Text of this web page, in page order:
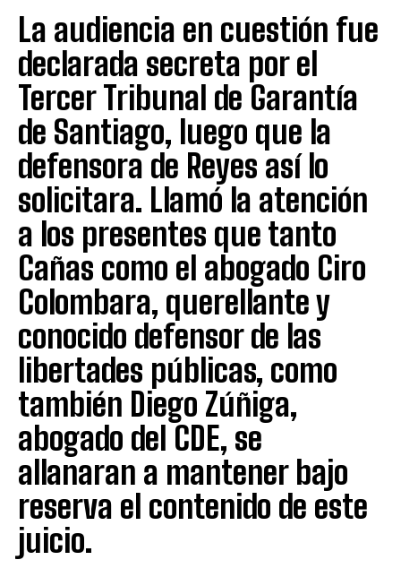
La audiencia en cuestión fue
declarada secreta por el
Tercer Tribunal de Garantía
de Santiago, luego que la
defensora de Reyes así lo
solicitara. Llamó la atención
a los presentes que tanto
Cañas como el abogado Ciro
Colombara, querellante y
conocido defensor de las
libertades públicas, como
también Diego Zúñiga,
abogado del CDE, se
allanaran a mantener bajo
reserva el contenido de este
juicio.